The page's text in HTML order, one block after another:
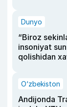
Dunyo
“Biroz
insoniyat
qolishidan
O‘zbekiston
Andijonda